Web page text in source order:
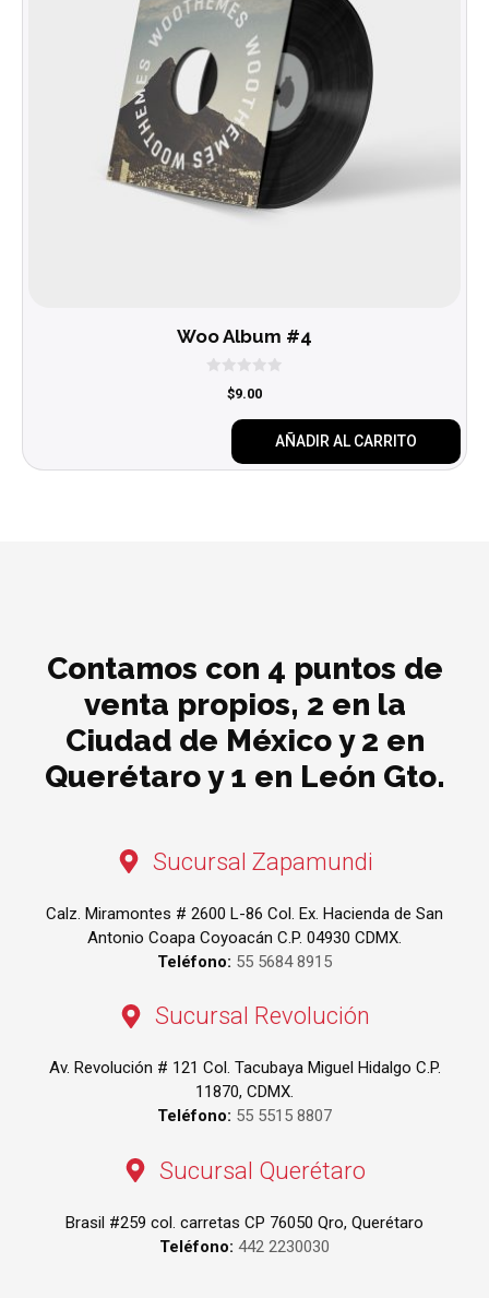
Woo Album #4
$9.00
AÑADIR AL CARRITO
Contamos con 4 puntos de
venta propios, 2 en la
Ciudad de México y 2 en
Querétaro y 1 en León Gto.
Sucursal Zapamundi
Calz. Miramontes # 2600 L-86 Col. Ex. Hacienda de San
Antonio Coapa Coyoacán C.P. 04930 CDMX.
Teléfono: 55 5684 8915
Sucursal Revolución
Av. Revolución # 121 Col. Tacubaya Miguel Hidalgo C.P.
11870, CDMX.
Teléfono: 55 5515 8807
Sucursal Querétaro
Brasil #259 col. carretas CP 76050 Qro, Querétaro
Teléfono: 442 2230030